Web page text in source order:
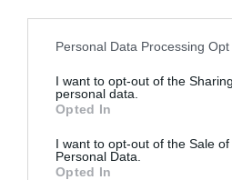
Please note that this website/app
not limited to your visit or usage
grant or deny consent to Google
use your data for below specified
consent section.
Personal Data Processing
I want to opt-out of the
personal data.
Opted In
I want to opt-out of the Sale of
Personal Data.
Opted In